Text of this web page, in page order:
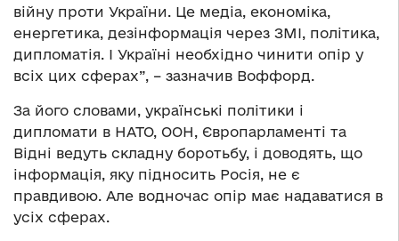
війну проти України. Це медіа, економіка,
енергетика, дезінформація через ЗМІ, політика,
дипломатія. І Україні необхідно чинити опір у
всіх цих сферах”, – зазначив Воффорд.
За його словами, українські політики і
дипломати в НАТО, ООН, Європарламенті та
Відні ведуть складну боротьбу, і доводять, що
інформація, яку підносить Росія, не є
правдивою. Але водночас опір має надаватися в
усіх сферах.